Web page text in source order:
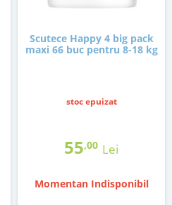
Scutece Happy 4 big pack
maxi 66 buc pentru 8-18 kg
stoc epuizat
55,00 Lei
Momentan Indisponibil